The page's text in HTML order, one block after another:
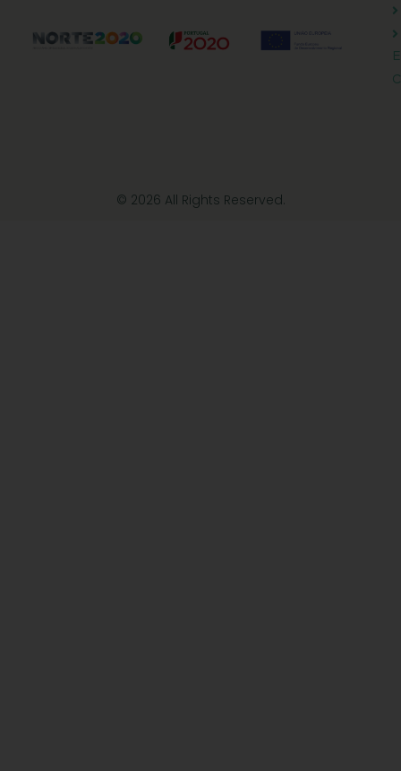
© 2026 All Rights Reserved.